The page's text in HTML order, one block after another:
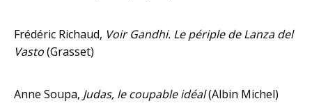
Frédéric Richaud, Voir Gandhi. Le périple de Lanza del
Vasto(Grasset)
Anne Soupa, Judas, le coupable idéal(Albin Michel)